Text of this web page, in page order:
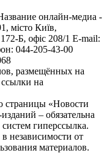
онлайн-медиа -
місто Київ,
Б, офіс 208/1 E-mail:
044-205-43-00
размещённых на
на
страницы «Новости
– обязательна
гиперссылка.
независимости от
материалов.